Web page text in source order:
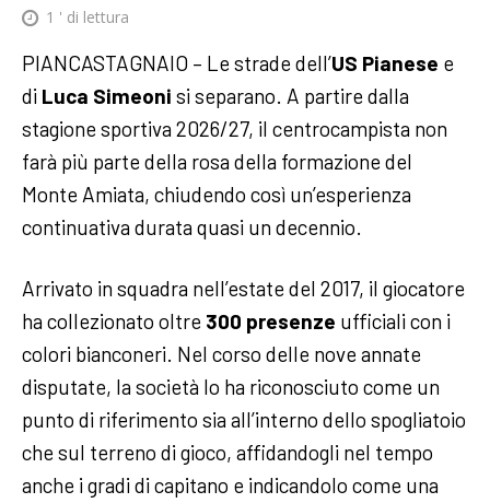
1 ' di lettura
PIANCASTAGNAIO – Le strade dell’US Pianese e
di Luca Simeoni si separano. A partire dalla
stagione sportiva 2026/27, il centrocampista non
farà più parte della rosa della formazione del
Monte Amiata, chiudendo così un’esperienza
continuativa durata quasi un decennio.
Arrivato in squadra nell’estate del 2017, il giocatore
ha collezionato oltre 300 presenze ufficiali con i
colori bianconeri. Nel corso delle nove annate
disputate, la società lo ha riconosciuto come un
punto di riferimento sia all’interno dello spogliatoio
che sul terreno di gioco, affidandogli nel tempo
anche i gradi di capitano e indicandolo come una